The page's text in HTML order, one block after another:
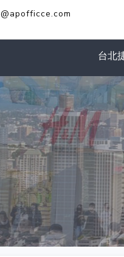
台北
喜歡的店
18年的商業不動產經驗,